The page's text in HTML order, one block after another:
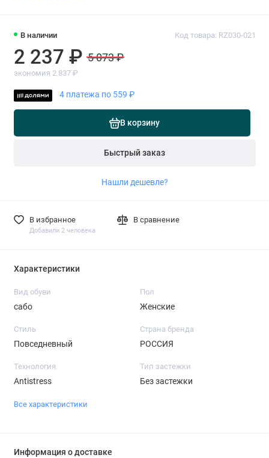
В наличии Код товара: RZ030-021
2 237 ₽ 5 073 ₽
экономия 2 837 ₽
4 платежа по 559 ₽
В корзину
Быстрый заказ
Нашли дешевле?
В избранное
Добавили 2 человека
В сравнение
Характеристики
Вид обуви
сабо
Пол
Женские
Стиль
Повседневный
Страна бренда
РОССИЯ
Технология
Antistress
Тип застежки
Без застежки
Все характеристики
Информация о доставке